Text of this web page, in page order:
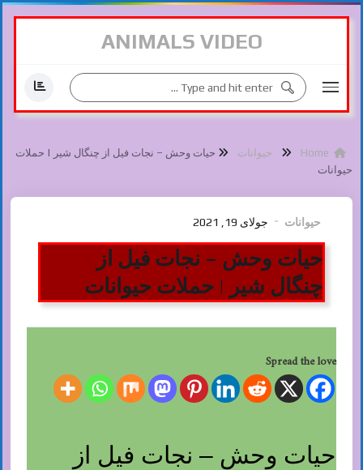
ANIMALS VIDEO
حیوانات
حیات وحش – نجات فیل از چنگال شیر | حملات
حیوانات
حیوانات جولای 19, 2021
حیات وحش – نجات فیل از
چنگال شیر | حملات حیوانات
Spread the love
حیات وحش – نجات فیل از